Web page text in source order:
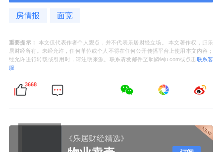
项目的住宅部分，作为新规产品值得期待。
从产品上看，个小区怎么说应该也是豪宅级
别。
户型豪宅，双阳台，南北对流。
根据此前流出的信息，北边两栋住宅四房设
(三卫），其临江景观阳台足足有
房情报 面宽
重要提示：
本文仅代表作者个人观点，并不代表乐居财经立场。 本文著作权，归乐
居财经所有。未经允许，任何单位或个人不得在任何公开传播平台上使用本文内容；
经允许进行转载或引用时，请注明来源。联系请发邮件至ljcj@leju.com或点击联系客
服
3668
《乐居财经精选》